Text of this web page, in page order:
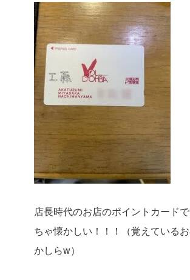
店長時代のお店のポイントカード
ちゃ懐かしい！！！（覚えている
かしらw）